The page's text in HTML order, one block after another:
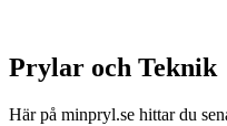
Prylar och Teknik
Här på minpryl.se hittar du